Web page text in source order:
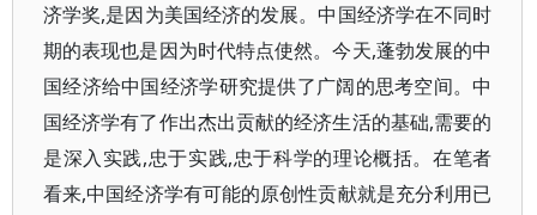
济学奖,是因为美国经济的发展。中国经济学在不同时
期的表现也是因为时代特点使然。今天,蓬勃发展的中
国经济给中国经济学研究提供了广阔的思考空间。中
国经济学有了作出杰出贡献的经济生活的基础,需要的
是深入实践,忠于实践,忠于科学的理论概括。在笔者
看来,中国经济学有可能的原创性贡献就是充分利用已